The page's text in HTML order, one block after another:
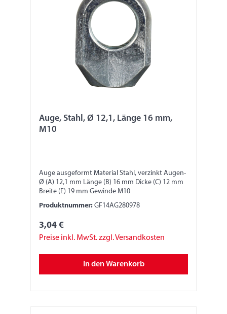
Auge, Stahl, Ø 12,1, Länge 16 mm,
M10
Auge ausgeformt Material Stahl, verzinkt Augen-
Ø (A) 12,1 mm Länge (B) 16 mm Dicke (C) 12 mm
Breite (E) 19 mm Gewinde M10
Produktnummer: GF14AG280978
3,04 €
Preise inkl. MwSt. zzgl. Versandkosten
In den Warenkorb